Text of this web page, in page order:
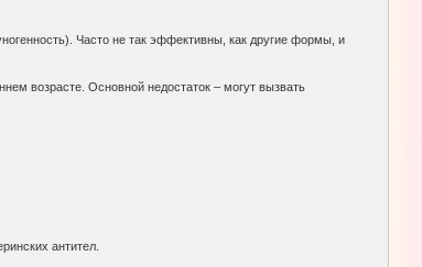
Часто не так эффективны, как другие формы, и
возрасте. Основной недостаток – могут вызвать
антител.